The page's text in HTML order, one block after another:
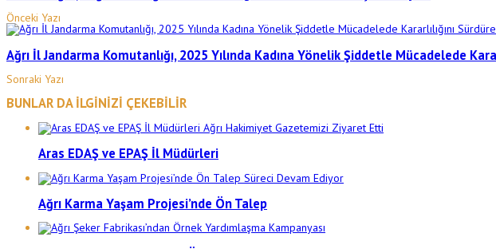
Önceki Yazı
Ağrı İl Jandarma Komutanlığı, 2025 Yılında Kadına Yönelik Şiddetle Mücadelede
Sonraki Yazı
BUNLAR DA İLGİNİZİ ÇEKEBİLİR
Aras EDAŞ ve EPAŞ İl Müdürleri
Ağrı Karma Yaşam Projesi’nde Ön Talep